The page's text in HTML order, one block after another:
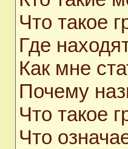
Что такое
Где
Как мне
Почему
Что такое
Что